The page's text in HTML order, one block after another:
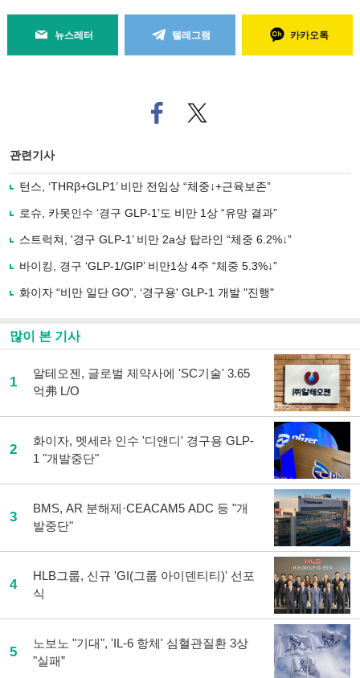
뉴스레터 텔레그램 카카오톡
페
이
로
기
사
유
기
트위
터로
관련기사
턴스, ‘THRβ+GLP1’ 비만 전임상 “체중↓+근육보존”
로슈, 카못인수 ‘경구 GLP-1’도 비만 1상 “유망 결과”
스트럭쳐, '경구 GLP-1’ 비만 2a상 탑라인 “체중 6.2%↓”
바이킹, 경구 ‘GLP-1/GIP’ 비만1상 4주 “체중 5.3%↓”
화이자 “비만 일단 GO”, ‘경구용' GLP-1 개발 "진행"
많이 본 기사
1
알테오젠, 글로벌 제약사에 'SC기술' 3.65
억弗 L/O
2
화이자, 멧세라 인수 '디앤디' 경구용 GLP-
1 "개발중단"
3
BMS, AR 분해제·CEACAM5 ADC 등 "개
발중단"
4
HLB그룹, 신규 'GI(그룹 아이덴티티)' 선포
식
5
노보노 "기대", 'IL-6 항체' 심혈관질환 3상
"실패”